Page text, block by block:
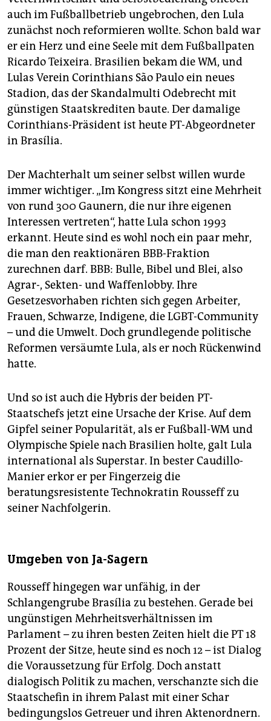
auch im Fußballbetrieb ungebrochen, den Lula
zunächst noch reformieren wollte. Schon bald war
er ein Herz und eine Seele mit dem Fußballpaten
Ricardo Teixeira. Brasilien bekam die WM, und
Lulas Verein Corinthians São Paulo ein neues
Stadion, das der Skandalmulti Odebrecht mit
günstigen Staatskrediten baute. Der damalige
Corinthians-Präsident ist heute PT-Abgeordneter
in Brasília.
Der Machterhalt um seiner selbst willen wurde
immer wichtiger. „Im Kongress sitzt eine Mehrheit
von rund 300 Gaunern, die nur ihre eigenen
Interessen vertreten“, hatte Lula schon 1993
erkannt. Heute sind es wohl noch ein paar mehr,
die man den reaktionären BBB-Fraktion
zurechnen darf. BBB: Bulle, Bibel und Blei, also
Agrar-, Sekten- und Waffenlobby. Ihre
Gesetzesvorhaben richten sich gegen Arbeiter,
Frauen, Schwarze, Indigene, die LGBT-Community
– und die Umwelt. Doch grundlegende politische
Reformen versäumte Lula, als er noch Rückenwind
hatte.
Und so ist auch die Hybris der beiden PT-
Staatschefs jetzt eine Ursache der Krise. Auf dem
Gipfel seiner Popularität, als er Fußball-WM und
Olympische Spiele nach Brasilien holte, galt Lula
international als Superstar. In bester Caudillo-
Manier erkor er per Fingerzeig die
beratungsresistente Technokratin Rousseff zu
seiner Nachfolgerin.
Umgeben von Ja-Sagern
Rousseff hingegen war unfähig, in der
Schlangengrube Brasília zu bestehen. Gerade bei
ungünstigen Mehrheitsverhältnissen im
Parlament – zu ihren besten Zeiten hielt die PT 18
Prozent der Sitze, heute sind es noch 12 – ist Dialog
die Voraussetzung für Erfolg. Doch anstatt
dialogisch Politik zu machen, verschanzte sich die
Staatschefin in ihrem Palast mit einer Schar
bedingungslos Getreuer und ihren Aktenordnern.